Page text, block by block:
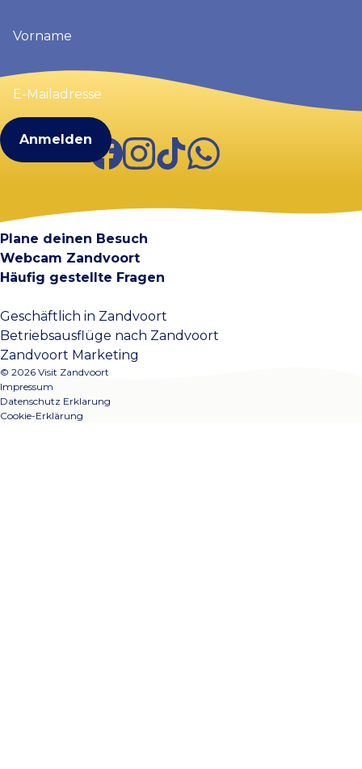
(erforderlich)
E-
Mailadresse
FacebookInstagram
TikTokWhatsApp
Plane deinen Besuch
Webcam Zandvoort
Häufig gestellte Fragen
Geschäftlich in Zandvoort
Betriebsausflüge nach Zandvoort
Zandvoort Marketing
© 2026 Visit Zandvoort
Impressum
Datenschutz Erklarung
Cookie-Erklärung